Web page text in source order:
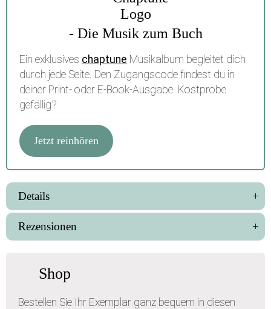
- Die Musik zum Buch
Ein exklusives chaptune Musikalbum begleitet dich
durch jede Seite. Den Zugangscode findest du in
deiner Print- oder E-Book-Ausgabe. Kostprobe
gefällig?
Jetzt reinhören
Details
Rezensionen
Shop
Bestellen Sie Ihr Exemplar ganz bequem in diesen